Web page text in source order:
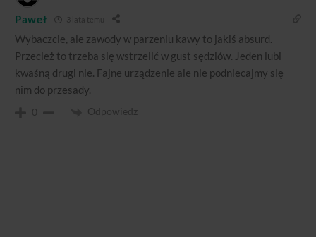
Paweł 3 lata temu
Wybaczcie, ale zawody w parzeniu kawy to jakiś absurd.
Przecież to trzeba się wstrzelić w gust sędziów. Jeden lubi
kwaśną drugi nie. Fajne urządzenie ale nie podniecajmy się
nim do przesady.
0 Odpowiedz